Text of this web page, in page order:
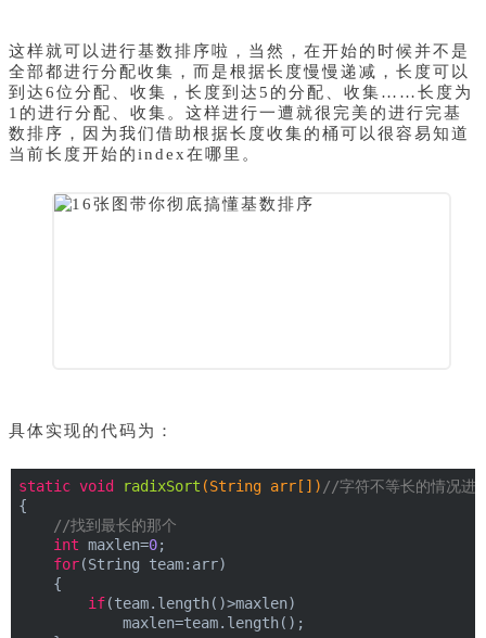
这样就可以进行基数排序啦，当然，在开始的时候并不是
全部都进行分配收集，而是根据长度慢慢递减，长度可以
到达6位分配、收集，长度到达5的分配、收集……长度为
1的进行分配、收集。这样进行一遭就很完美的进行完基
数排序，因为我们借助根据长度收集的桶可以很容易知道
当前长度开始的index在哪里。
具体实现的代码为：
static void radixSort (String arr[]) //字符不等长的情况进
{
//找到最长的那个
int maxlen=0;
for(String team:arr)
{
if(team.length()>maxlen)
maxlen=team.length();